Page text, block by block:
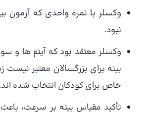
وکسلر با نمره واحدی که آزمون
نبود.
وکسلر معتقد بود که آیتم ها و
بینه برای بزرگسالان معتبر نیست
خاص برای کودکان انتخاب شده اند.
تأکید مقیاس بینه بر سرعت،